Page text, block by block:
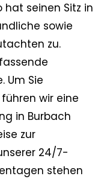
hat seinen Sitz in
sowie
zu.
Um Sie
wir eine
in Burbach
zur
24/7-
stehen